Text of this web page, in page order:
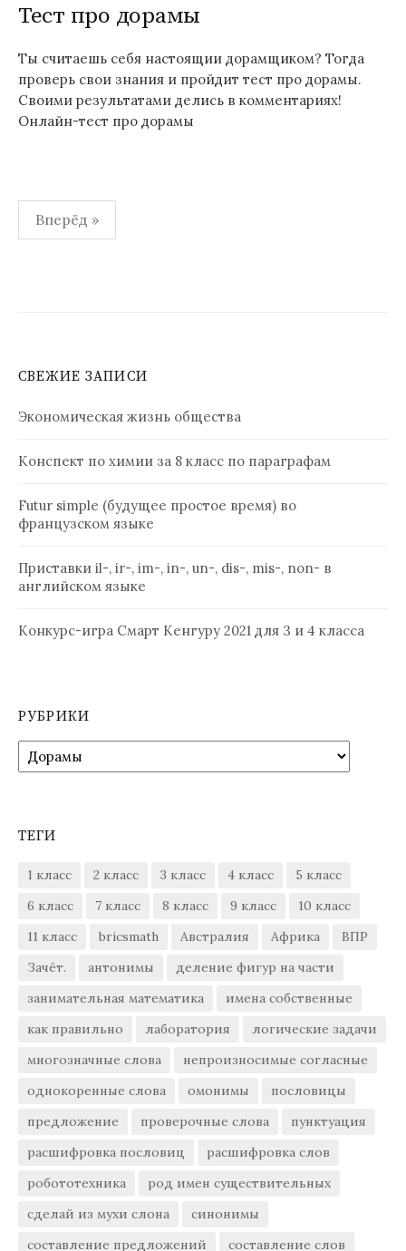
Тест про дорамы
Ты считаешь себя настоящии дорамщиком? Тогда
проверь свои знания и пройдит тест про дорамы.
Своими результатами делись в комментариях!
Онлайн-тест про дорамы
Навигация
по
Вперёд »
СВЕЖИЕ ЗАПИСИ
Экономическая жизнь общества
Конспект по химии за 8 класс по параграфам
Futur simple (будущее простое время) во
французском языке
Приставки il-, ir-, im-, in-, un-, dis-, mis-, non- в
английском языке
Конкурс-игра Смарт Кенгуру 2021 для 3 и 4 класса
РУБРИКИ
Рубрики
ТЕГИ
1 класс 2 класс 3 класс 4 класс
5 класс
6 класс
7 класс 8 класс 9 класс
10 класс
11 класс
bricsmath Австралия Африка
ВПР
Зачёт.
антонимы
деление фигур на части
занимательная математика
имена собственные
как правильно
лаборатория
логические задачи
многозначные слова
непроизносимые согласные
однокоренные слова
омонимы
пословицы
предложение
проверочные слова
пунктуация
расшифровка пословиц
расшифровка слов
робототехника
род имен существительных
сделай из мухи слона
синонимы
составление предложений
составление слов